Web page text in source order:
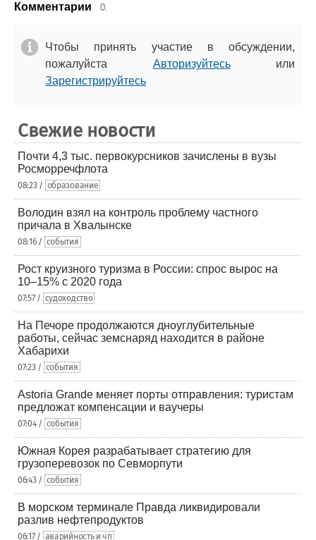
Комментарии 0.
Чтобы принять участие в обсуждении,
пожалуйста Авторизуйтесьили
Зарегистрируйтесь
Свежие новости
Почти 4,3 тыс. первокурсников зачислены в вузы
Росморречфлота
08:23 / образование
Володин взял на контроль проблему частного
причала в Хвалынске
08:16 / события
Рост круизного туризма в России: спрос вырос на
10–15% с 2020 года
07:57 / судоходство
На Печоре продолжаются дноуглубительные
работы, сейчас земснаряд находится в районе
Хабарихи
07:23 / события
Astoria Grande меняет порты отправления: туристам
предложат компенсации и ваучеры
07:04 / события
Южная Корея разрабатывает стратегию для
грузоперевозок по Севморпути
06:43 / события
В морском терминале Правда ликвидировали
разлив нефтепродуктов
06:17 / аварийность и чп